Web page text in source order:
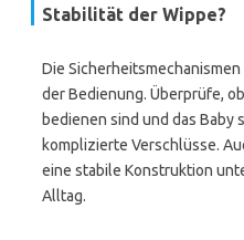
Stabilität der Wippe?
Die
der Bedienung. Überprüfe,
bedienen sind und das Baby
komplizierte Verschlüsse.
eine stabile Konstruktion
Alltag.